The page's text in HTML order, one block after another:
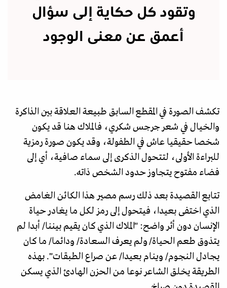
وتقود كل حكاية إلى سؤال
أعمق عن معنى الوجود
تكشف الصورة في المقطع السابق طبيعة العلاقة بين الذاكرة
والخيال في شعر جرجس شكري، فالملاك هنا قد يكون
شخصا حقيقيا عاش في الطفولة، وقد يكون صورة رمزية
للبراءة الأولى، لتتحول الذكرى إلى سماء صافية، أي إلى
فضاء مفتوح يتجاوز حدود الشخص ذاته.
تتابع القصيدة بعد ذلك رسم مصير هذا الكائن الغامض
الذي اختفى بعيدا، فيتحول إلى رمز لكل ما يغادر حياة
الإنسان دون أثر واضح: "الملاك الذي كان يقيم بيننا/ أبدا لم
يتذوق طعم الحياة/ ولم يعرف السعادة/ ودائما/ ما كان
يجادل النجوم/ وينام بعيدا/ عن صراع الطبقات". بهذه
الطريقة يخلق الشاعر نوعا من الحزن الهادئ الذي يسكن